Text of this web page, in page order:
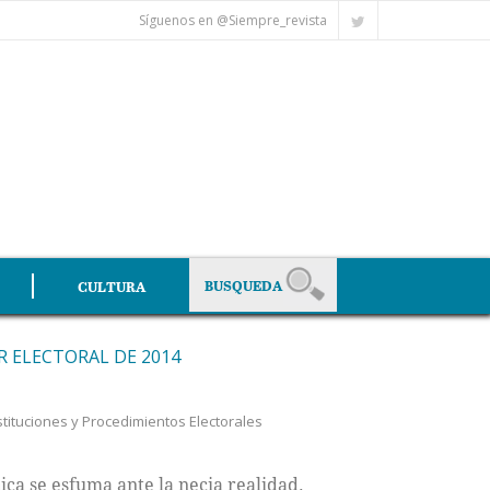
Síguenos en @Siempre_revista
CULTURA
ELECTORAL DE 2014
y Procedimientos Electorales
se esfuma ante la necia realidad.